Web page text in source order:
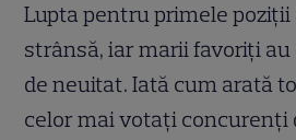
Lupta pentru primele
strânsă, iar marii favoriți
de neuitat. Iată cum arată
celor mai votați concurenți